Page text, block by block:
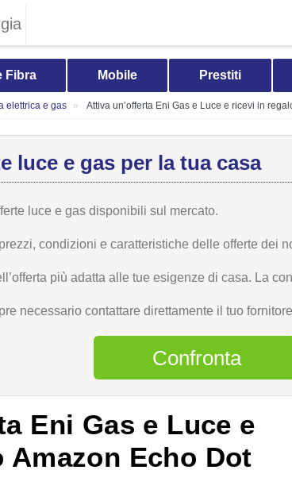
Fibra Mobile Prestiti
elettrica e gas Attiva un’offerta Eni Gas e Luce e ricevi in
luce e gas per la tua casa
luce e gas disponibili sul mercato.
condizioni e caratteristiche delle offerte dei
più adatta alle tue esigenze di casa. La
necessario contattare direttamente il tuo
Confronta
Eni Gas e Luce e
Echo Dot